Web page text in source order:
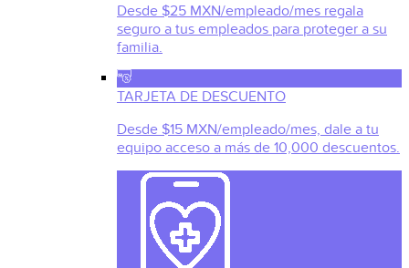
Desde $25 MXN/empleado/mes regala
seguro a tus empleados para proteger a su
familia.
TARJETA DE DESCUENTO
Desde $15 MXN/empleado/mes, dale a tu
equipo acceso a más de 10,000 descuentos.